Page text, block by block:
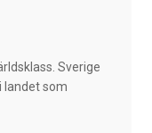
Sverige
landet som